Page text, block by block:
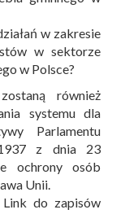
w zakresie
w sektorze
w Polsce?
również
systemu dla
Parlamentu
z dnia 23
ochrony osób
Unii.
Link do zapisów